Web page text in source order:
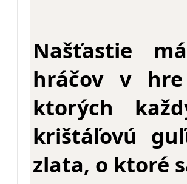
Našťastie
hráčov v
ktorých
krištáľovú
zlata, o ktoré